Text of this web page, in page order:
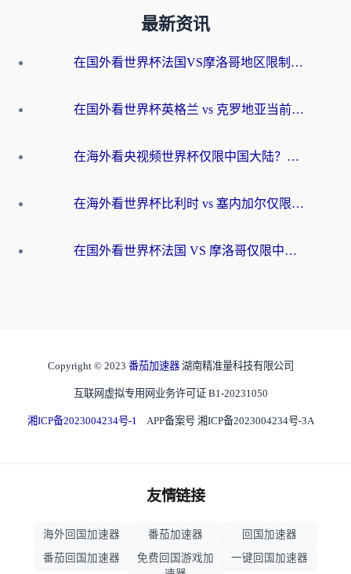
最新资讯
在国外看世界杯法国VS摩洛哥地区限制？这篇指南让你流畅看中文解说无压力
在国外看世界杯英格兰 vs 克罗地亚当前地区不可播放？这篇指南帮你搞定所有海外观赛难题
在海外看央视频世界杯仅限中国大陆？这篇指南帮你解锁中文解说+无卡顿直播
在海外看世界杯比利时 vs 塞内加尔仅限中国大陆？我找到了最流畅的中文解说之路
在国外看世界杯法国 VS 摩洛哥仅限中国大陆？海外党这样看中文解说赛事不卡顿
Copyright © 2023 番茄加速器 湖南精准量科技有限公司
互联网虚拟专用网业务许可证 B1-20231050
湘ICP备2023004234号-1 APP备案号 湘ICP备2023004234号-3A
友情链接
海外回国加速器 番茄加速器
回国加速器
番茄回国加速器
免费回国游戏加
一键回国加速器